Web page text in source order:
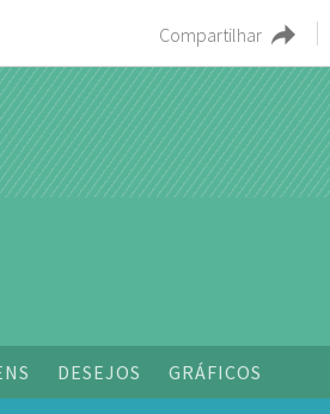
Compartilhar
DESEJOS GRÁFICOS